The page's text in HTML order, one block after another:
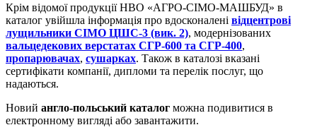
Крім відомої продукції НВО «АГРО-СІМО-МАШБУД» в
каталог увійшла інформація про вдосконалені відцентрові
лущильники СІМО ЦШС-3 (вик. 2), модернізованих
вальцедекових верстатах СГР-600 та СГР-400,
пропарювачах, сушарках. Також в каталозі вказані
сертифікати компанії, дипломи та перелік послуг, що
надаються.
Новий англо-польський каталог можна подивитися в
електронному вигляді або завантажити.